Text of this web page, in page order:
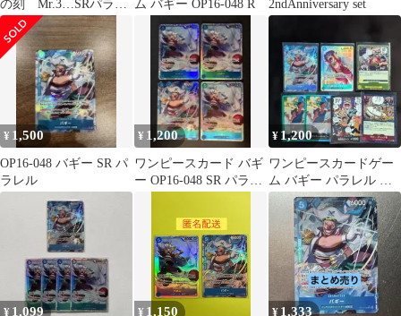
の刻 Mr.3…SRパラレ
ル
ム バギー OP16-048 R
2ndAnniversary set
¥ 1,500
OP16-048 バギー SR パ
ラレル
¥ 1,200
ワンピースカード バギ
ー OP16-048 SR パラレ
¥ 1,200
ワンピースカードゲー
ム バギー パラレル ま
とめ売り
¥ 1,099 ¥ 1,150 ¥ 1,333